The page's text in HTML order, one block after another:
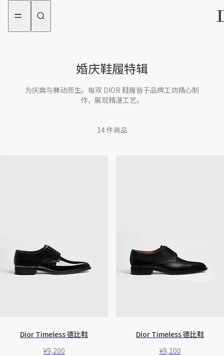
aria_goToMenu
aria_goToContent
婚庆鞋履特辑
为庆典与舞动而生。每双 DIOR 鞋履皆于品牌工坊精心制
作，展现精湛工艺。
14件商品
Dior Timeless 德比鞋
¥9,200
Dior Timeless 德比鞋
¥9,100